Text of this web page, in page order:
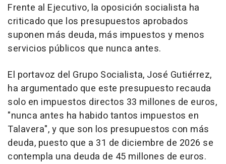
Frente al Ejecutivo, la oposición socialista ha
criticado que los presupuestos aprobados
suponen más deuda, más impuestos y menos
servicios públicos que nunca antes.
El portavoz del Grupo Socialista, José Gutiérrez,
ha argumentado que este presupuesto recauda
solo en impuestos directos 33 millones de euros,
"nunca antes ha habido tantos impuestos en
Talavera", y que son los presupuestos con más
deuda, puesto que a 31 de diciembre de 2026 se
contempla una deuda de 45 millones de euros.